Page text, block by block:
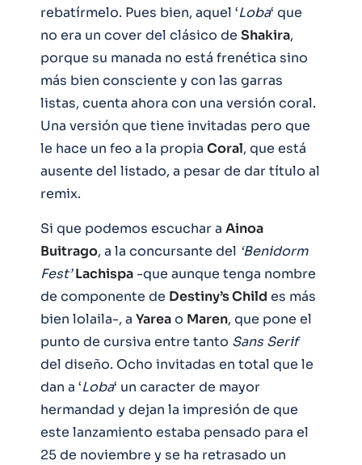
rebatírmelo. Pues bien, aquel ‘Loba‘ que
no era un cover del clásico de Shakira,
porque su manada no está frenética sino
más bien consciente y con las garras
listas, cuenta ahora con una versión coral.
Una versión que tiene invitadas pero que
le hace un feo a la propia Coral, que está
ausente del listado, a pesar de dar título al
remix.
Si que podemos escuchar a Ainoa
Buitrago, a la concursante del ‘Benidorm
Fest’ Lachispa -que aunque tenga nombre
de componente de Destiny’s Child es más
bien lolaila-, a Yareao Maren, que pone el
punto de cursiva entre tanto Sans Serif
del diseño. Ocho invitadas en total que le
dan a ‘Loba‘ un caracter de mayor
hermandad y dejan la impresión de que
este lanzamiento estaba pensado para el
25 de noviembre y se ha retrasado un